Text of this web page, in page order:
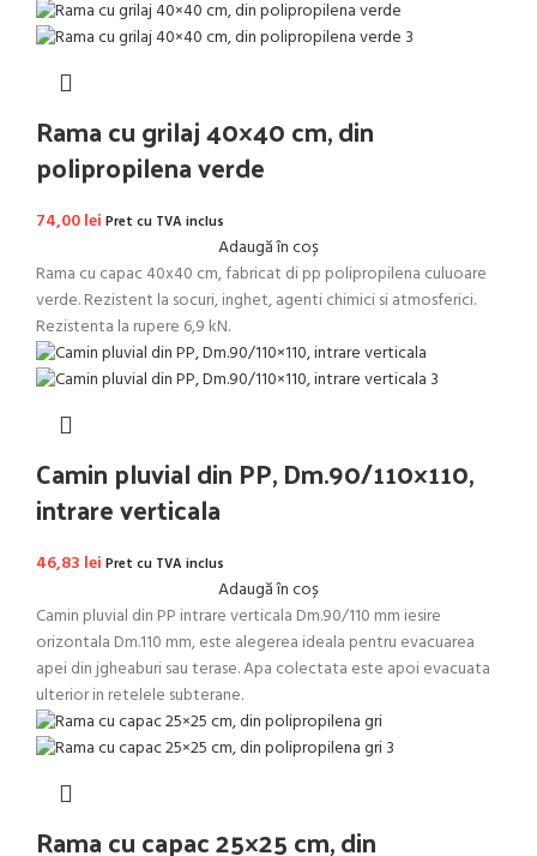
Rama cu grilaj 40×40 cm, din
polipropilena verde
74,00lei Pret cu TVA inclus
Adaugă în coș
Rama cu capac 40x40 cm, fabricat di pp polipropilena culuoare
verde. Rezistent la socuri, inghet, agenti chimici si atmosferici.
Rezistenta la rupere 6,9 kN.
Camin pluvial din PP, Dm.90/110×110,
intrare verticala
46,83 lei Pret cu TVA inclus
Adaugă în coș
Camin pluvial din PP intrare verticala Dm.90/110 mm iesire
orizontala Dm.110 mm, este alegerea ideala pentru evacuarea
apei din jgheaburi sau terase. Apa colectata este apoi evacuata
ulterior in retelele subterane.
Rama cu capac 25×25 cm, din